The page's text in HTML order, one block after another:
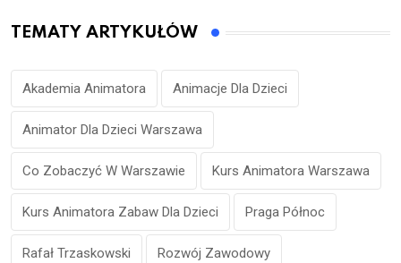
TEMATY ARTYKUŁÓW
Akademia Animatora Animacje Dla Dzieci
Animator Dla Dzieci Warszawa
Co Zobaczyć W Warszawie Kurs Animatora Warszawa
Kurs Animatora Zabaw Dla Dzieci Praga Północ
Rafał Trzaskowski Rozwój Zawodowy